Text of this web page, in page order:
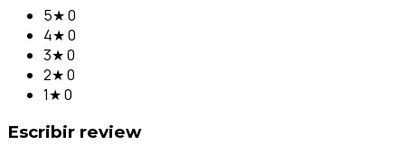
5★0
4★0
3★0
2★0
1★0
Escribir review